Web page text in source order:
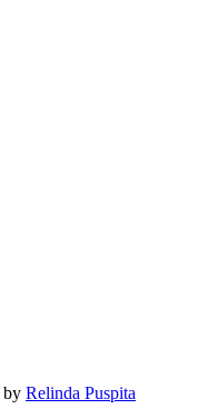
by Relinda Puspita